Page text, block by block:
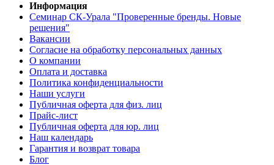
Информация
Cеминар СК-Урала "Проверенные бренды. Новые
решения"
Вакансии
Согласие на обработку персональных данных
О компании
Оплата и доставка
Политика конфиденциальности
Наши услуги
Публичная оферта для физ. лиц
Прайс-лист
Публичная оферта для юр. лиц
Наш календарь
Гарантия и возврат товара
Блог